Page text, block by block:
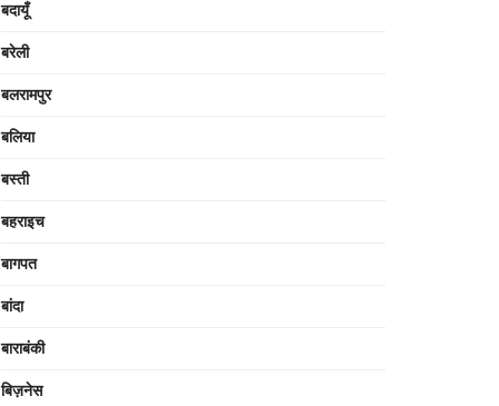
बदायूँ
बरेली
बलरामपुर
बलिया
बस्ती
बहराइच
बागपत
बांदा
बाराबंकी
बिज़नेस